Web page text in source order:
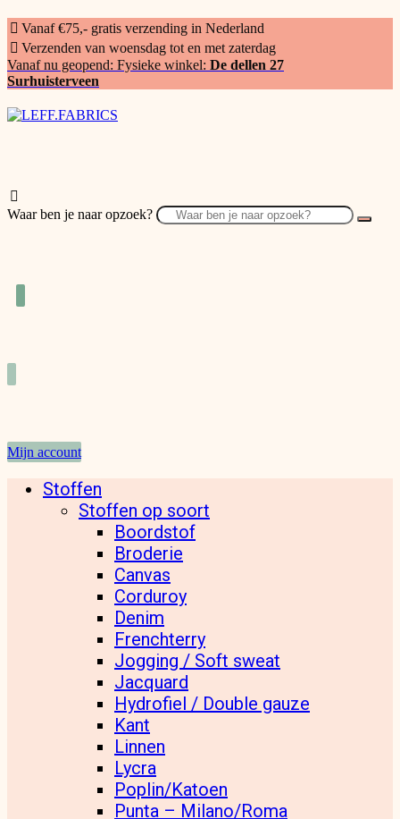
Vanaf €75,- gratis verzending in Nederland
Verzenden van woensdag tot en met zaterdag
Vanaf nu geopend: Fysieke winkel: De dellen 27
Surhuisterveen
Waar ben je naar opzoek?
Mijn account
Stoffen
Stoffen op soort
Boordstof
Broderie
Canvas
Corduroy
Denim
Frenchterry
Jogging / Soft sweat
Jacquard
Hydrofiel / Double gauze
Kant
Linnen
Lycra
Poplin/Katoen
Punta – Milano/Roma